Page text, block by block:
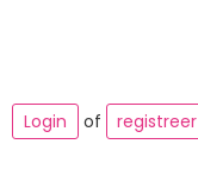
Login
of registreer